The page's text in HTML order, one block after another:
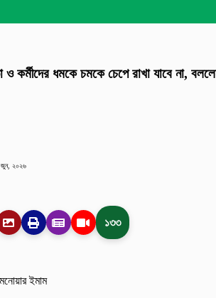
কর্মীদের ধমকে চমকে চেপে রাখা যাবে না,
জুন, ২০২৬
১৩৩
ইমাম